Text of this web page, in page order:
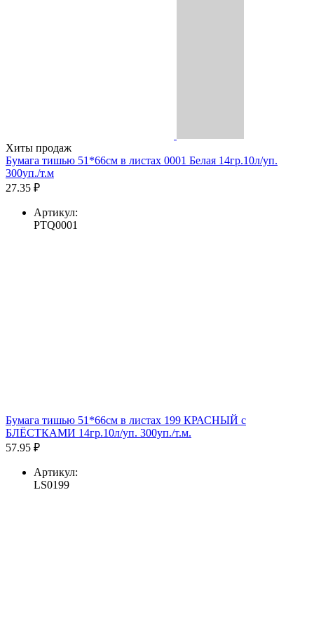
Хиты продаж
Бумага тишью 51*66см в листах 0001 Белая 14гр.10л/уп.
300уп./т.м
27.35 ₽
Артикул:
PTQ0001
Бумага тишью 51*66см в листах 199 КРАСНЫЙ с
БЛЁСТКАМИ 14гр.10л/уп. 300уп./т.м.
57.95 ₽
Артикул:
LS0199